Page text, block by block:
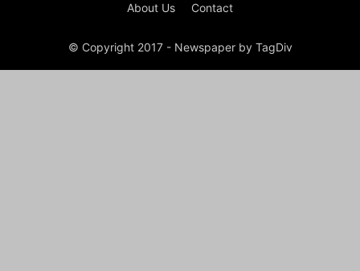
About Us Contact
© Copyright 2017 - Newspaper by TagDiv